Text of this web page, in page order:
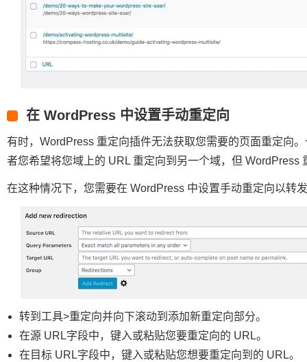
在 WordPress 中设置手动重定向
有时，WordPress 重定向插件无法获取您需要的页面重定向
者您希望将您域上的 URL 重定向到另一个域，但 WordPress
在这种情况下，您需要在 WordPress 中设置手动重定向以转
转到工具>重定向并向下滚动到添加新重定向部分。
在源 URL字段中，键入或粘贴您要重定向的 URL。
在目标 URL字段中，键入或粘贴您想要重定向到的 URL。